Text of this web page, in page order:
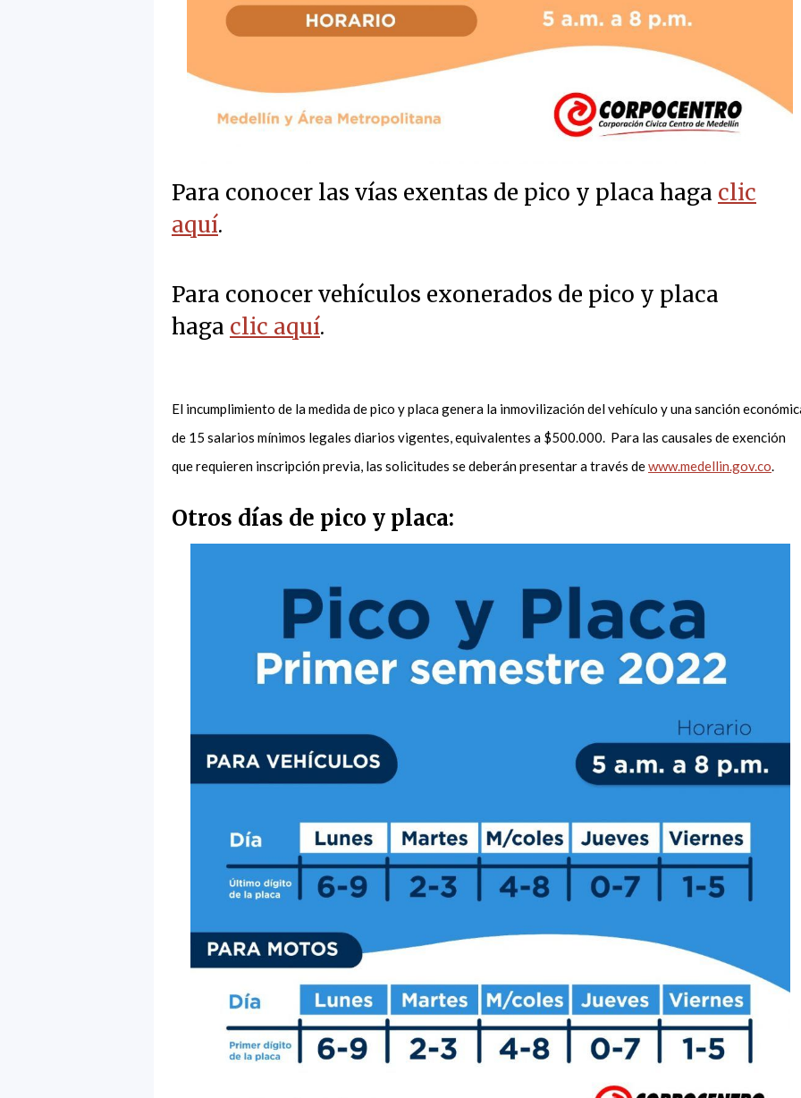
Para conocer las vías exentas de pico y placa haga clic
aquí.
Para conocer vehículos exonerados de pico y placa
haga clic aquí.
El incumplimiento de la medida de pico y placa genera la inmovilización del vehículo y una sanción
de 15 salarios mínimos legales diarios vigentes, equivalentes a $500.000. Para las causales de exención
que requieren inscripción previa, las solicitudes se deberán presentar a través dewww.medellin.gov.co.
Otros días de pico y placa: